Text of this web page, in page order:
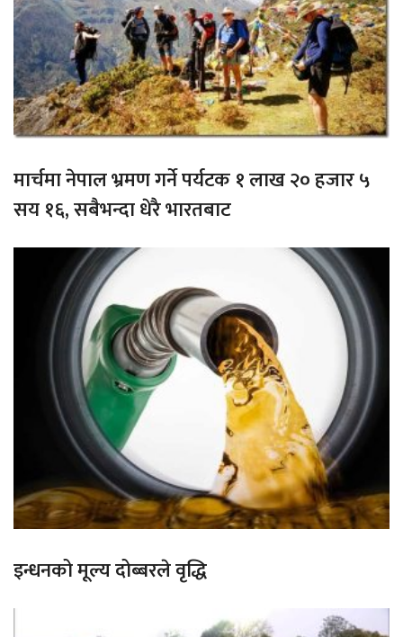
मार्चमा नेपाल भ्रमण गर्ने पर्यटक १ लाख २० हजार ५
सय १६, सबैभन्दा धेरै भारतबाट
इन्धनको मूल्य दोब्बरले वृद्धि